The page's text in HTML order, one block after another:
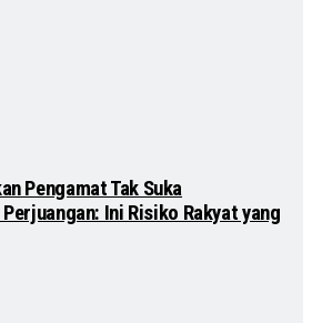
Pengamat Tak Suka
Ini Risiko Rakyat yang